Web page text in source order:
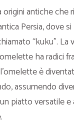
origini antiche che
Persia, dove
“kuku”. La
ha radici
è
assumendo
piatto versatile e